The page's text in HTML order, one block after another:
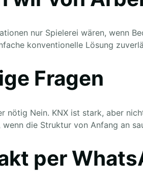
nur Spielerei wären, wenn
konventionelle Lösung
Fragen
nötig Nein. KNX ist stark, aber
wenn die Struktur von Anfang an
per